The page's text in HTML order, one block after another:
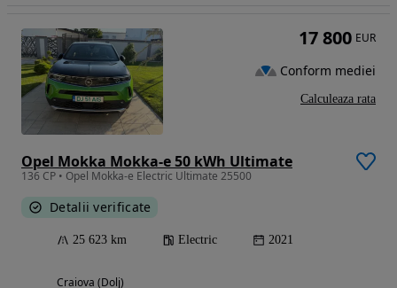
Opel Mokka Mokka-e 50 kWh Ultimate
136 CP • Opel Mokka-e Electric Ultimate 25500
Detalii verificate
25 623 km Electric 2021
Craiova (Dolj)
17 800 EUR
Conform mediei
Calculeaza rata